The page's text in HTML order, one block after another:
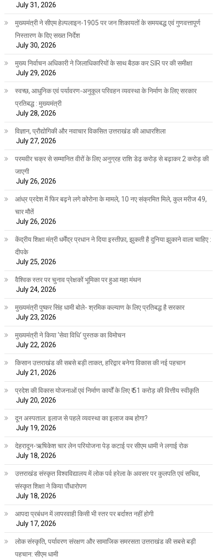
July 31, 2026
मुख्यमंत्री ने सीएम हेल्पलाइन-1905 पर जन शिकायतों के समयबद्ध एवं गुणवत्तापूर्ण
निस्तारण के दिए सख्त निर्देश
July 30, 2026
मुख्य निर्वाचन अधिकारी ने जिलाधिकारियों के साथ बैठक कर SIR पर की समीक्षा
July 29, 2026
स्वच्छ, आधुनिक एवं पर्यावरण-अनुकूल परिवहन व्यवस्था के निर्माण के लिए सरकार
प्रतिबद्ध : मुख्यमंत्री
July 28, 2026
विज्ञान, प्रौद्योगिकी और नवाचार विकसित उत्तराखंड की आधारशिला
July 27, 2026
परमवीर चक्र से सम्मानित वीरों के लिए अनुग्रह राशि डेढ़ करोड़ से बढ़ाकर 2 करोड़ की
जाएगी
July 26, 2026
आंध्र प्रदेश में फिर बढ़ने लगे कोरोना के मामले, 10 नए संक्रमित मिले, कुल मरीज 49,
चार मौतें
July 26, 2026
केंद्रीय शिक्षा मंत्री धर्मेंद्र प्रधान ने दिया इस्तीफ़ा, झुकती है दुनिया झुकाने वाला चाहिए :
दीपके
July 25, 2026
वैश्विक स्तर पर चुनाव प्रेक्षकों भूमिका पर हुआ महा मंथन
July 24, 2026
मुख्यमंत्री पुष्कर सिंह धामी बोले- श्रमिक कल्याण के लिए प्रतिबद्ध है सरकार
July 23, 2026
मुख्यमंत्री ने किया ‘सेवा विधि‘ पुस्तक का विमोचन
July 22, 2026
किसान उत्तराखंड की सबसे बड़ी ताकत, हरिद्वार बनेगा विकास की नई पहचान
July 21, 2026
प्रदेश की विकास योजनाओं एवं निर्माण कार्यों के लिए ₹ 51 करोड़ की वित्तीय स्वीकृति
July 20, 2026
दून अस्पताल: इलाज से पहले व्यवस्था का इलाज कब होगा?
July 19, 2026
देहरादून-ऋषिकेश चार लेन परियोजना पेड़ कटाई पर सीएम धामी ने लगाई रोक
July 18, 2026
उत्तराखंड संस्कृत विश्वविद्यालय में लोक पर्व हरेला के अवसर पर कुलपति एवं सचिव,
संस्कृत शिक्षा ने किया पौंधारोपण
July 18, 2026
आपदा प्रबंधन में लापरवाही किसी भी स्तर पर बर्दाश्त नहीं होगी
July 17, 2026
लोक संस्कृति, पर्यावरण संरक्षण और सामाजिक समरसता उत्तराखंड की सबसे बड़ी
पहचान: सीएम धामी